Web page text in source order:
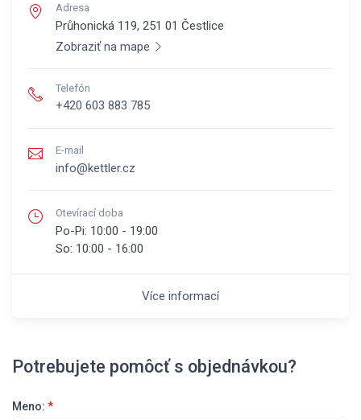
Adresa
Průhonická 119, 251 01 Čestlice
Zobraziť na mape
Telefón
+420 603 883 785
E-mail
info@kettler.cz
Otevírací doba
Po-Pi: 10:00 - 19:00
So: 10:00 - 16:00
Více informací
Potrebujete pomôcť s objednávkou?
Meno: *